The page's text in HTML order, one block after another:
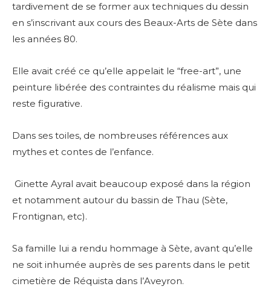
tardivement de se former aux techniques du dessin
en s’inscrivant aux cours des Beaux-Arts de Sète dans
les années 80.
Elle avait créé ce qu’elle appelait le “free-art”, une
peinture libérée des contraintes du réalisme mais qui
reste figurative.
Dans ses toiles, de nombreuses références aux
mythes et contes de l’enfance.
Ginette Ayral avait beaucoup exposé dans la région
et notamment autour du bassin de Thau (Sète,
Frontignan, etc).
Sa famille lui a rendu hommage à Sète, avant qu’elle
ne soit inhumée auprès de ses parents dans le petit
cimetière de Réquista dans l’Aveyron.